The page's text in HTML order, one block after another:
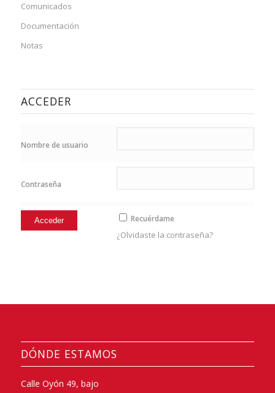
Comunicados
Documentación
Notas
ACCEDER
Nombre de usuario
Contraseña
Recuérdame
¿Olvidaste la contraseña?
DÓNDE ESTAMOS
Calle Oyón 49, bajo